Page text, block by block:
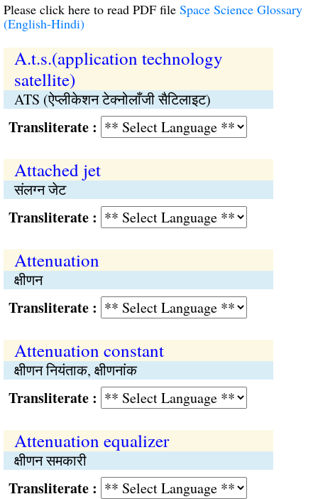
Please click here to read PDF file Space Science Glossary
(English-Hindi)
A.t.s.(application technology
satellite)
ATS (ऐप्लीकेशन टेक्नोलाँजी सैटिलाइट)
:
Attached jet
संलग्न जेट
:
Attenuation
क्षीणन
:
Attenuation constant
क्षीणन नियंताक, क्षीणनांक
:
Attenuation equalizer
क्षीणन समकारी
: